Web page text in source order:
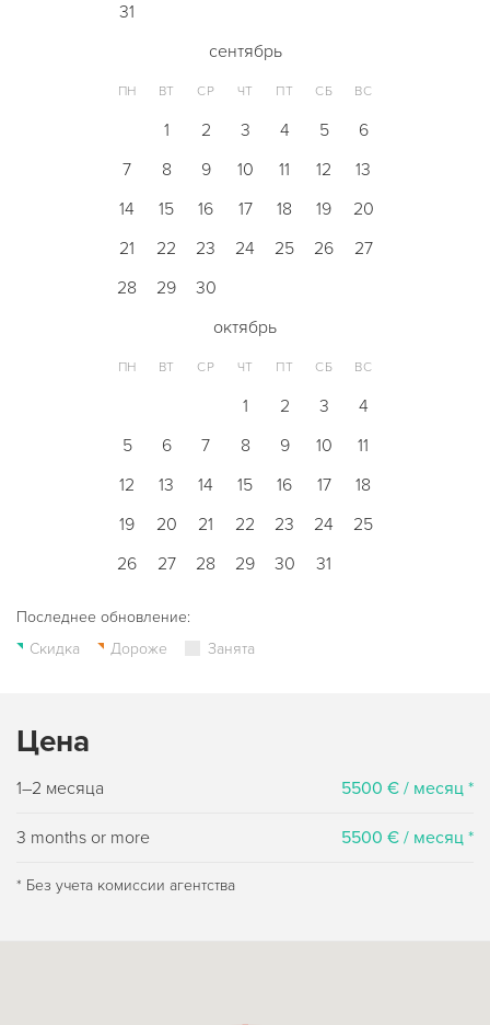
31
сентябрь
ПН ВТ СР ЧТ ПТ СБ ВС
1 2 3 4 5
6
7
8 9 10 11 12
13
14
15 16 17 18 19
20
21
22 23 24 25 26
27
28
29
30
октябрь
ПН ВТ СР ЧТ ПТ СБ ВС
1 2 3
4
5
6 7 8 9 10
11
12
13 14 15 16 17
18
19
20 21 22 23 24
25
26
27 28 29 30 31
Последнее обновление:
Скидка
Дороже Занята
Цена
1–2 месяца 5500 € / месяц *
3 months or more 5500 € / месяц *
* Без учета комиссии агентства